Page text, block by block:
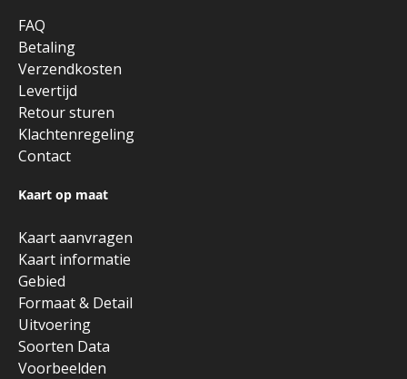
FAQ
Betaling
Verzendkosten
Levertijd
Retour sturen
Klachtenregeling
Contact
Kaart op maat
Kaart aanvragen
Kaart informatie
Gebied
Formaat & Detail
Uitvoering
Soorten Data
Voorbeelden